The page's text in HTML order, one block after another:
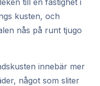
till en fastighet i
kusten, och
nås på runt tjugo
innebär mer
något som sliter